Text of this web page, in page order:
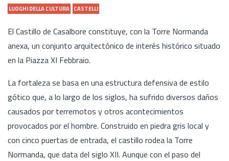
LUOGHI DELLA CULTURA CASTELLI
El Castillo de Casalbore constituye, con la Torre Normanda
anexa, un conjunto arquitectónico de interés histórico situado
en la Piazza XI Febbraio.
La fortaleza se basa en una estructura defensiva de estilo
gótico que, a lo largo de los siglos, ha sufrido diversos daños
causados por terremotos y otros acontecimientos
provocados por el hombre. Construido en piedra gris local y
con cinco puertas de entrada, el castillo rodea la Torre
Normanda, que data del siglo XII. Aunque con el paso del